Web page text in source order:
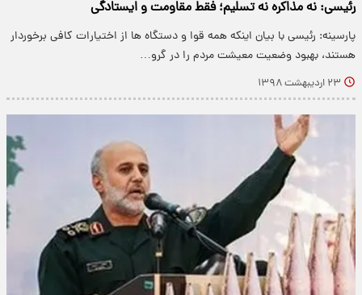
رئیسی: نه مذاکره نه تسلیم؛ فقط مقاومت و ایستادگی
پارسینه: رئیسی با بیان اینکه همه قوا و دستگاه ها از اختیارات کافی برخوردار
هستند، بهبود وضعیت معیشت مردم را در گرو…
۲۳ اردیبهشت ۱۳۹۸